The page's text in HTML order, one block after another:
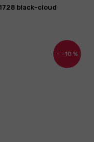
–10 %
black-cloud